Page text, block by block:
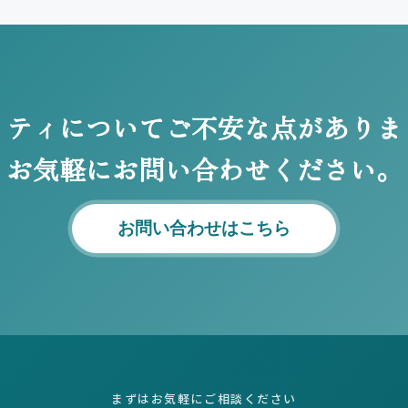
ィについてご不安な点があり
お気軽にお問い合わせください。
お問い合わせはこちら
まずはお気軽にご相談ください